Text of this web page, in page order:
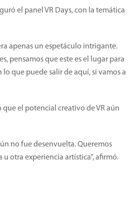
el panel VR Days, con la temática
apenas un espetáculo intrigante.
pensamos que este es el lugar para
que puede salir de aquí, si vamos a
el potencial creativo de VR aún
no fue desenvuelta. Queremos
otra experiencia artística”, afirmó.